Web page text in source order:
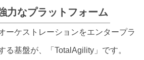
力なプラットフォーム
ーケストレーションをエンタープラ
る基盤が、「TotalAgility」です。